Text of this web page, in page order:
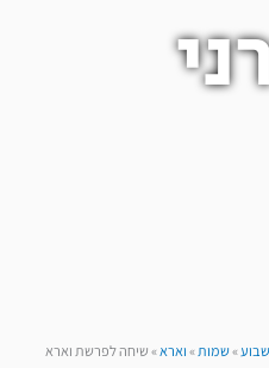
»שמות»וארא»שיחה לפרשת וארא